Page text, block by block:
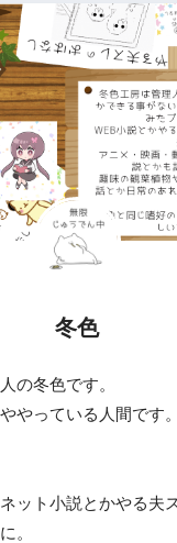
冬色
の冬色です。
やっている人間です。
ット小説とかやる夫
。